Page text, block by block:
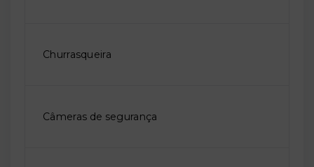
Churrasqueira
Câmeras de segurança